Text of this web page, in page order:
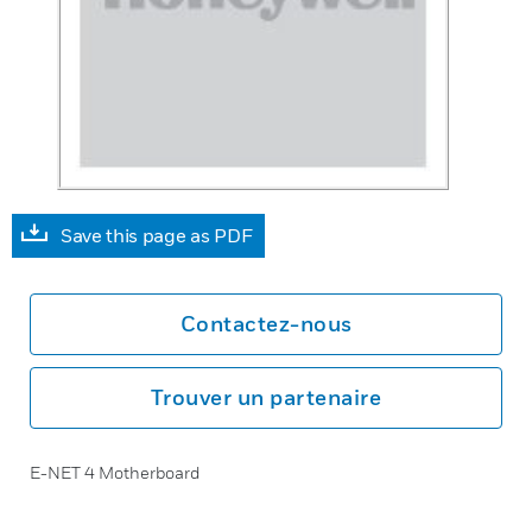
Save this page as PDF
Contactez-nous
Trouver un partenaire
E-NET 4 Motherboard